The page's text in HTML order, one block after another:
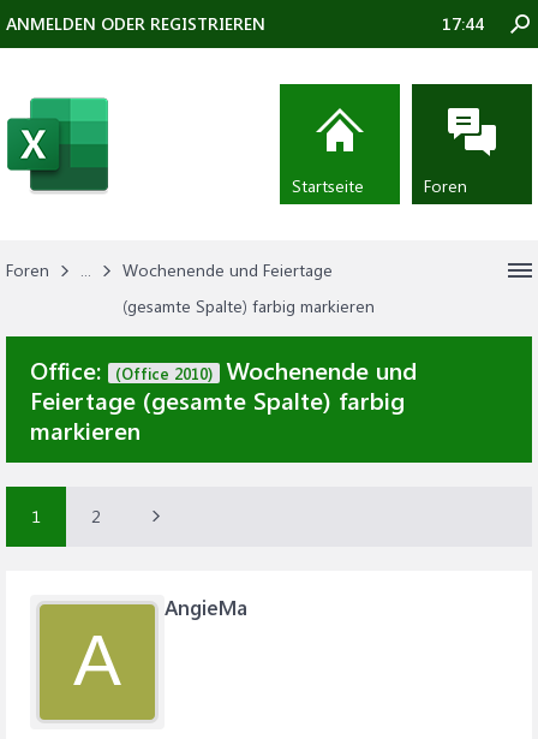
Foren ...
Wochenende und Feiertage
(gesamte Spalte) farbig markieren
Office: (Office 2010)
Wochenende und
Feiertage (gesamte Spalte) farbig
markieren
1 2
A
AngieMa
ANMELDEN ODER REGISTRIEREN 17:44
Startseite Foren